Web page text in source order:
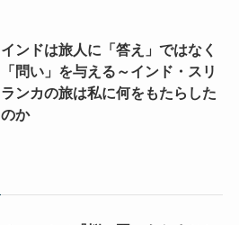
インドは旅人に「答え」ではなく
「問い」を与える～インド・スリ
ランカの旅は私に何をもたらした
のか